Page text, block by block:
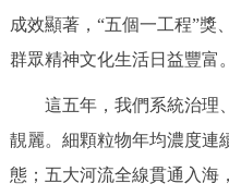
成效顯著，“五個一工程”獎
群眾精神文化生活日益豐富。
這五年，我們系統治理
靚麗。細顆粒物年均濃度連
態；五大河流全線貫通入海